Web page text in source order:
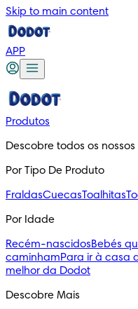
Skip to main content
APP
Produtos
Descobre todos os
Por Tipo De Produto
FraldasCuecasToalhitas
Por Idade
Recém-nascidosBebés
caminhamPara ir à casa
melhor da Dodot
Descobre Mais